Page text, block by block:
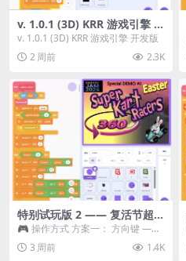
v. 1.0.1 (3D) KRR 游戏引擎 开
发版
v. 1.0.1 (3D) KRR 游戏引擎 开发版
2 周前
2.3K
特别试玩版 2 —— 复活节超级
卡丁车赛
🎮 操作方式 方案一： 方向键 ——
移动 Z —— 跳跃 / 漂移 方案二： ...
3 周前 1.4K